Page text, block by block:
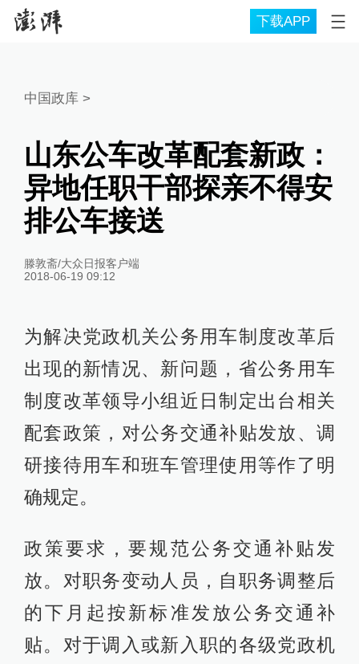
下载APP
中国政库 >
山东公车改革配套新政：
异地任职干部探亲不得安
排公车接送
滕敦斋/大众日报客户端
2018-06-19 09:12
为解决党政机关公务用车制度改革后
出现的新情况、新问题，省公务用车
制度改革领导小组近日制定出台相关
配套政策，对公务交通补贴发放、调
研接待用车和班车管理使用等作了明
确规定。
政策要求，要规范公务交通补贴发
放。对职务变动人员，自职务调整后
的下月起按新标准发放公务交通补
贴。对于调入或新入职的各级党政机